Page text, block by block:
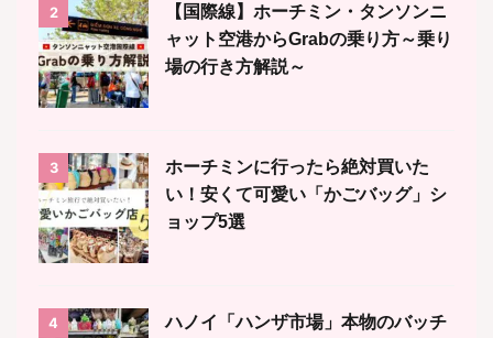
2
【国際線】ホーチミン・タンソンニ
ャット空港からGrabの乗り方～乗り
場の行き方解説～
3
ホーチミンに行ったら絶対買いた
い！安くて可愛い「かごバッグ」シ
ョップ5選
4
ハノイ「ハンザ市場」本物のバッチ